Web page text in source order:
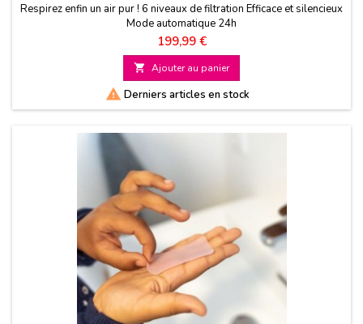
Respirez enfin un air pur ! 6 niveaux de filtration Efficace et silencieux
Mode automatique 24h
Prix
199,99 €
 Ajouter au panier
 Derniers articles en stock